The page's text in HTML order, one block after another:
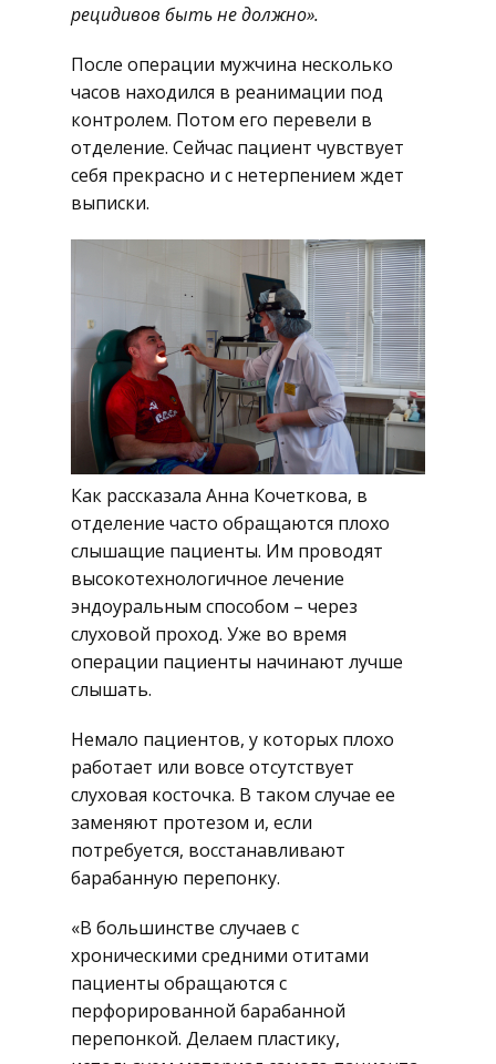
рецидивов быть не должно».
После операции мужчина несколько
часов находился в реанимации под
контролем. Потом его перевели в
отделение. Сейчас пациент чувствует
себя прекрасно и с нетерпением ждет
выписки.
Как рассказала Анна Кочеткова, в
отделение часто обращаются плохо
слышащие пациенты. Им проводят
высокотехнологичное лечение
эндоуральным способом – через
слуховой проход. Уже во время
операции пациенты начинают лучше
слышать.
Немало пациентов, у которых плохо
работает или вовсе отсутствует
слуховая косточка. В таком случае ее
заменяют протезом и, если
потребуется, восстанавливают
барабанную перепонку.
«В большинстве случаев с
хроническими средними отитами
пациенты обращаются с
перфорированной барабанной
перепонкой. Делаем пластику,